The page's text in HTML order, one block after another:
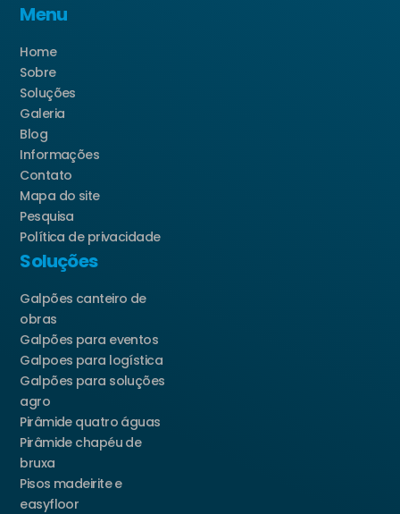
Menu
Home
Sobre
Soluções
Galeria
Blog
Informações
Contato
Mapa do site
Pesquisa
Política de privacidade
Soluções
Galpões canteiro de
obras
Galpões para eventos
Galpoes para logística
Galpões para soluções
agro
Pirâmide quatro águas
Pirâmide chapéu de
bruxa
Pisos madeirite e
easyfloor